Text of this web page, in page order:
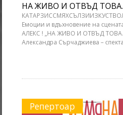
НА ЖИВО И ОТВЪД
Емоции и вдъхновение на
АЛЕКС ! „НА ЖИВО И ОТВЪД
Александра Сърчаджиева –
Репертоар